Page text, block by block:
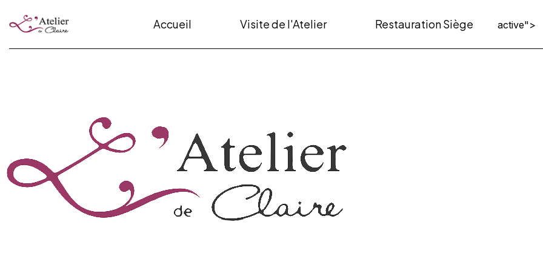
Accueil Visite de l'Atelier Restauration Siège active">